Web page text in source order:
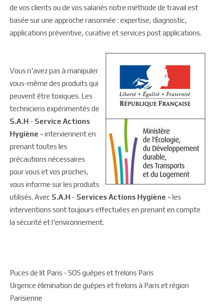
de vos clients ou de vos salariés notre méthode de travail est
basée sur une approche raisonnée : expertise, diagnostic,
applications préventive, curative et services post applications.
Vous n'avez pas à manipuler
vous-même des produits qui
peuvent être toxiques. Les
techniciens expérimentés de
S.A.H - Service Actions
Hygiène - interviennent en
prenant toutes les
précautions nécessaires
pour vous et vos proches,
vous informe sur les produits
utilisés. Avec S.A.H - Services Actions Hygiène - les
interventions sont toujours effectuées en prenant en compte
la sécurité et l'environnement.
Puces de lit Paris - SOS guêpes et frelons Paris
Urgence élimination de guêpes et frelons à Paris et région
Parisienne